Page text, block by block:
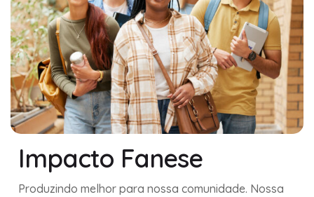
Impacto Fanese
Produzindo melhor para nossa comunidade. Nossa